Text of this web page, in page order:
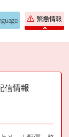
緊急情報
信情報